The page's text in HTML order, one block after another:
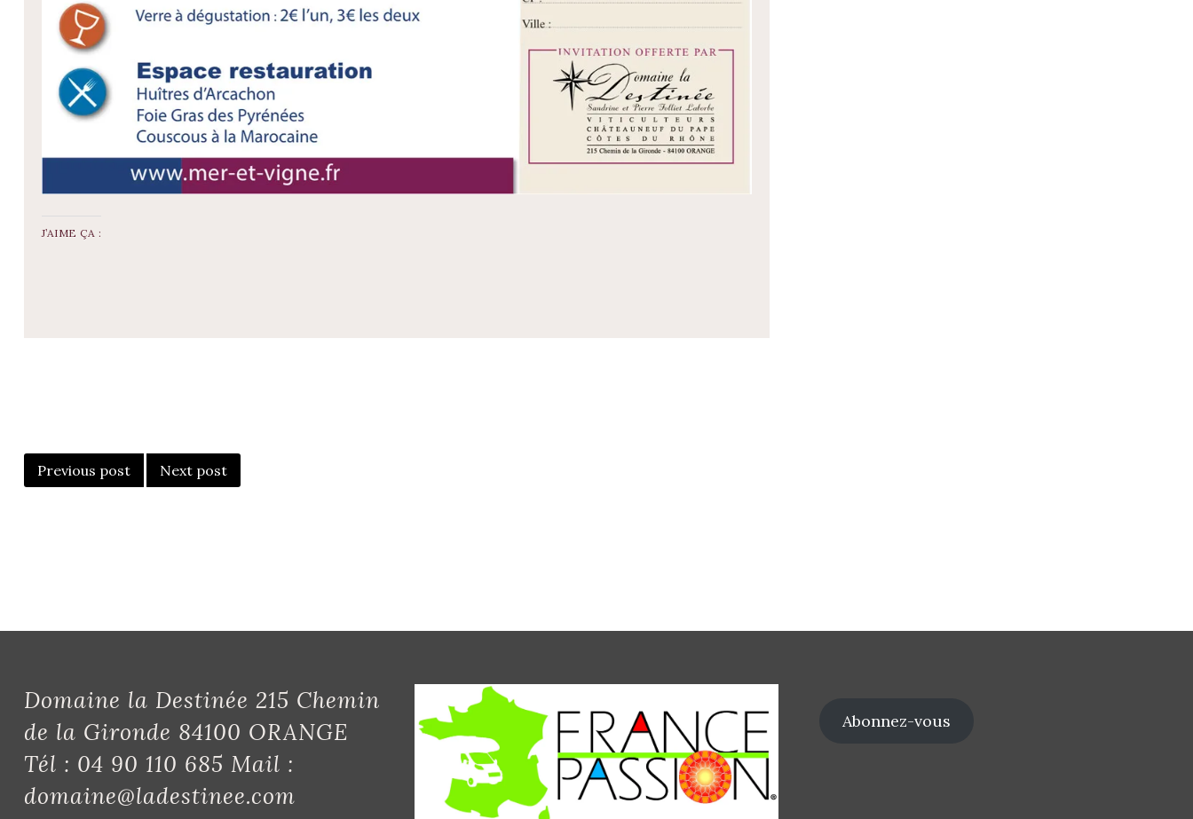
J’AIME ÇA :
NAVIGATION
Previous post Next post
Domaine la Destinée 215 Chemin
de la Gironde 84100 ORANGE
Tél : 04 90 110 685 Mail :
domaine@ladestinee.com
Abonnez-vous